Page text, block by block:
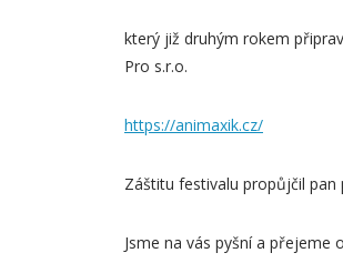
který již druhým rokem
Pro s.r.o.
https://animaxik.cz/
Záštitu festivalu propůjčil
Jsme na vás pyšní a přejeme